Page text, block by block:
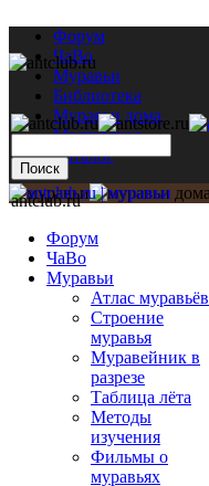
Форум
ЧаВо
Муравьи
Библиотека
Муравьи дома
Мастерская
Каталог
antclub.ru
Форум
ЧаВо
Муравьи
Атлас муравьёв
Строение
муравья
Муравейник в
разрезе
Таблица лёта
Методы
изучения
Фильмы о
муравьях